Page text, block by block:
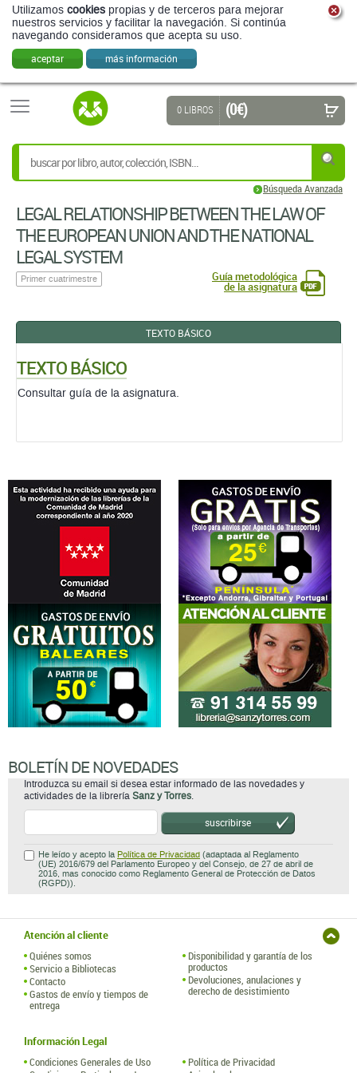
Utilizamos cookies propias y de terceros para mejorar
nuestros servicios y facilitar la navegación. Si continúa
navegando consideramos que acepta su uso.
aceptar más información
Búsqueda Avanzada
0 LIBROS (0 €)
LEGAL RELATIONSHIP BETWEEN THE LAW OF
THE EUROPEAN UNION AND THE NATIONAL
LEGAL SYSTEM
Primer cuatrimestre Guía metodológica
de la asignatura
TEXTO BÁSICO
TEXTO BÁSICO
Consultar guía de la asignatura.
BOLETÍN DE NOVEDADES
Introduzca su email si desea estar informado de las novedades y
actividades de la librería Sanz y Torres.
suscribirse
He leído y acepto la Política de Privacidad (adaptada al Reglamento
(UE) 2016/679 del Parlamento Europeo y del Consejo, de 27 de abril de
2016, mas conocido como Reglamento General de Protección de Datos
(RGPD)).
Atención al cliente
Quiénes somos
Servicio a Bibliotecas
Contacto
Gastos de envío y tiempos de
entrega
Disponibilidad y garantía de los
productos
Devoluciones, anulaciones y
derecho de desistimiento
Información Legal
Condiciones Generales de Uso
Política de Privacidad